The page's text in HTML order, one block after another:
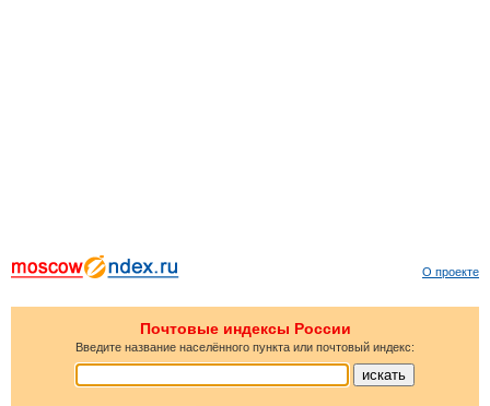
О проекте
Почтовые индексы России
Введите название населённого пункта или почтовый индекс: